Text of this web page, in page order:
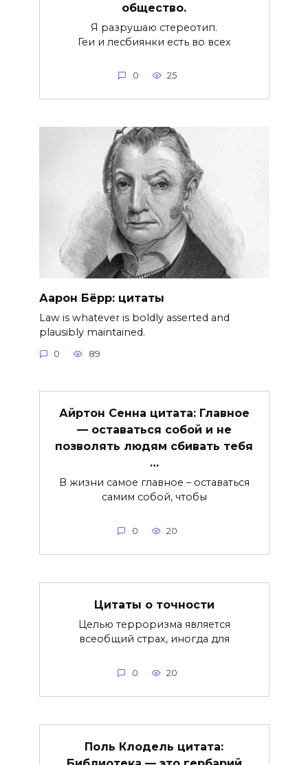
общество.
Я разрушаю стереотип.
Геи и лесбиянки есть во всех
0 25
Аарон Бёрр: цитаты
Law is whatever is boldly asserted and
plausibly maintained.
0 89
Айртон Сенна цитата: Главное
— оставаться собой и не
позволять людям сбивать тебя
…
В жизни самое главное – оставаться
самим собой, чтобы
0 20
Цитаты о точности
Целью терроризма является
всеобщий страх, иногда для
0 20
Поль Клодель цитата: